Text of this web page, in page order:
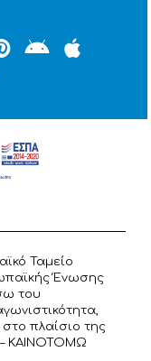
Ταμείο
Ένωσης
του
στο πλαίσιο της
ΚΑΙΝΟΤΟΜΩ